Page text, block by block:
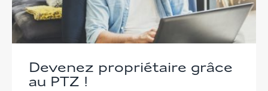
Devenez propriétaire grâce
au PTZ !